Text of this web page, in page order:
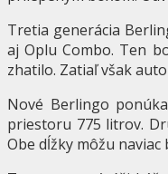
Tretia generácia
aj Oplu Combo. Ten
zhatilo. Zatiaľ však
Nové Berlingo
priestoru 775 litrov.
Obe dĺžky môžu